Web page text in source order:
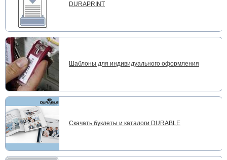
DURAPRINT
Шаблоны для индивидуального оформления
Скачать буклеты и каталоги DURABLE